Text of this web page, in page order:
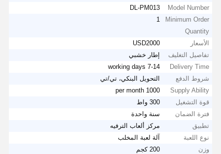
Model Number
DL-PM013
Minimum Order
Quantity
1
الأسعار
USD2000
تفاصيل التغليف
إطار خشبي
Delivery Time
7-14 working days
شروط الدفع
التحويل البنكي، تي/تي
Supply Ability
1000 per month
قوة التشغيل
300 واط
فترة الضمان
سنة واحدة
تطبيق
مركز ألعاب الترفيه
نوع اللعبة
آلة لعبة المخلب
وزن
200 كجم